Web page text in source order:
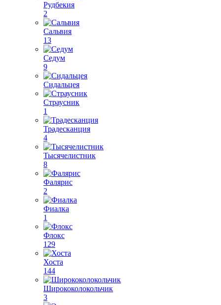
Рудбекия
2
Сальвия
13
Седум
9
Сидальцея
Страусник
1
Традесканция
4
Тысячелистник
8
Фалярис
2
Фиалка
1
Флокс
129
Хоста
144
Ширококолокольчик
3